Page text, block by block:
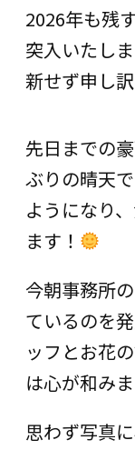
2026年も残
突入いたし
新せず申し
先日までの
ぶりの晴天
ようになり
ます！
今朝事務所
ているのを
ッフとお花
は心が和み
思わず写真